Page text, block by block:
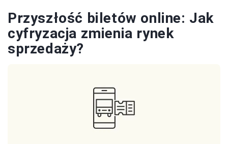
Przyszłość biletów online: Jak
cyfryzacja zmienia rynek
sprzedaży?